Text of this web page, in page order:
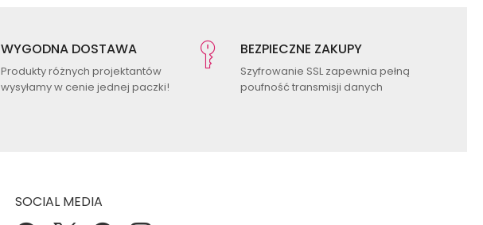
WYGODNA DOSTAWA
Produkty różnych projektantów
wysyłamy w cenie jednej paczki!
BEZPIECZNE ZAKUPY
Szyfrowanie SSL zapewnia pełną
poufność transmisji danych
SOCIAL MEDIA